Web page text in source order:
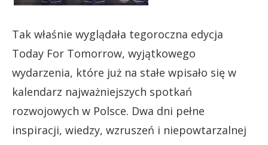
Tak właśnie wyglądała tegoroczna edycja
Today For Tomorrow, wyjątkowego
wydarzenia, które już na stałe wpisało się w
kalendarz najważniejszych spotkań
rozwojowych w Polsce. Dwa dni pełne
inspiracji, wiedzy, wzruszeń i niepowtarzalnej